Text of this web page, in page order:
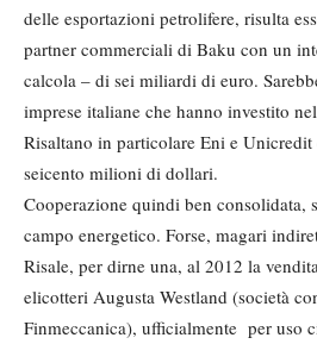
delle esportazioni petrolifere, risulta
partner commerciali di Baku con un
calcola – di sei miliardi di euro.
imprese italiane che hanno investito
Risaltano in particolare Eni e
seicento milioni di dollari.
Cooperazione quindi ben consolidata,
campo energetico. Forse, magari
Risale, per dirne una, al 2012 la
elicotteri Augusta Westland (società
Finmeccanica), ufficialmente per uso